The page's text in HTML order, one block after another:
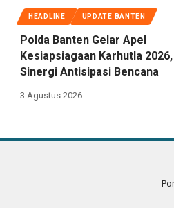
HEADLINE UPDATE BANTEN
Polda Banten Gelar Apel
Kesiapsiagaan Karhutla
Sinergi Antisipasi Bencana
3 Agustus 2026